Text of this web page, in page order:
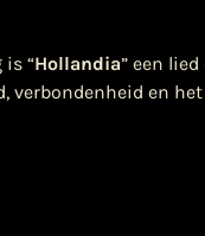
“Hollandia” een
verbondenheid en